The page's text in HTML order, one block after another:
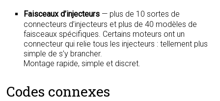
Faisceaux d’injecteurs — plus de 10 sortes de
connecteurs d’injecteurs et plus de 40 modèles de
faisceaux spécifiques. Certains moteurs ont un
connecteur qui relie tous les injecteurs : tellement plus
simple de s’y brancher.
Montage rapide, simple et discret.
Codes connexes